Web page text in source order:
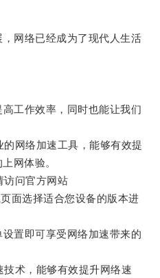
网络已经成为了现代人生活
工作效率，同时也能让我们
网络加速工具，能够有效提
网体验。
问官方网站
面选择适合您设备的版本进
置即可享受网络加速带来的
术，能够有效提升网络速